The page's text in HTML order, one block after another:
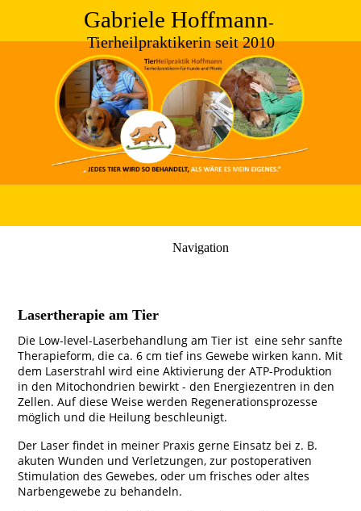
Gabriele Hoffmann-
Tierheilpraktikerin seit 2010
Navigation
Lasertherapie am Tier
Die Low-level-Laserbehandlung am Tier ist eine sehr sanfte
Therapieform, die ca. 6 cm tief ins Gewebe wirken kann. Mit
dem Laserstrahl wird eine Aktivierung der ATP-Produktion
in den Mitochondrien bewirkt - den Energiezentren in den
Zellen. Auf diese Weise werden Regenerationsprozesse
möglich und die Heilung beschleunigt.
Der Laser findet in meiner Praxis gerne Einsatz bei z. B.
akuten Wunden und Verletzungen, zur postoperativen
Stimulation des Gewebes, oder um frisches oder altes
Narbengewebe zu behandeln.